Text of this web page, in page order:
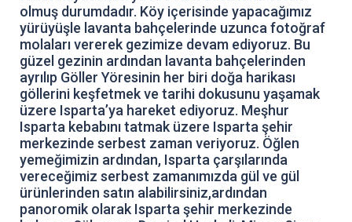
olmuş durumdadır. Köy içerisinde yapacağımız
yürüyüşle lavanta bahçelerinde uzunca fotoğraf
molaları vererek gezimize devam ediyoruz. Bu
güzel gezinin ardından lavanta bahçelerinden
ayrılıp Göller Yöresinin her biri doğa harikası
göllerini keşfetmek ve tarihi dokusunu yaşamak
üzere Isparta’ya hareket ediyoruz. Meşhur
Isparta kebabını tatmak üzere Isparta şehir
merkezinde serbest zaman veriyoruz. Öğlen
yemeğimizin ardından, Isparta çarşılarında
vereceğimiz serbest zamanımızda gül ve gül
ürünlerinden satın alabilirsiniz,ardından
panoromik olarak Isparta şehir merkezinde